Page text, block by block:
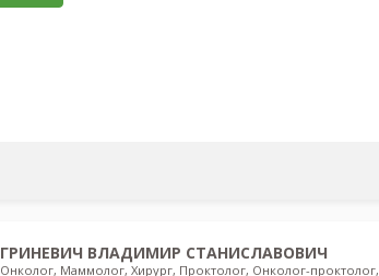
ГРИНЕВИЧ ВЛАДИМИР СТАНИСЛАВОВИЧ
Онколог, Маммолог, Хирург, Проктолог, Онколог-проктолог,